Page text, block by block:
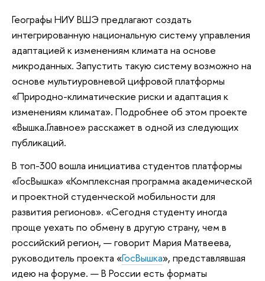
Географы НИУ ВШЭ предлагают создать
интегрированную национальную систему управления
адаптацией к изменениям климата на основе
микроданных. Запустить такую систему возможно на
основе мультиуровневой цифровой платформы
«Природно-климатические риски и адаптация к
изменениям климата». Подробнее об этом проекте
«Вышка.Главное» расскажет в одной из следующих
публикаций.
В топ-300 вошла инициатива студентов платформы
«ГосВышка» «Комплексная программа академической
и проектной студенческой мобильности для
развития регионов». «Сегодня студенту иногда
проще уехать по обмену в другую страну, чем в
российский регион, — говорит Мария Матвеева,
руководитель проекта «ГосВышка», представлявшая
идею на форуме. — В России есть форматы